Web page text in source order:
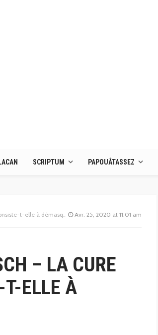
SCRIPTUM PAPOUÂTASSEZ
elle à démasquer le réel ? Avr. 25, 2020 at 11:01 am
– LA CURE
T-ELLE À